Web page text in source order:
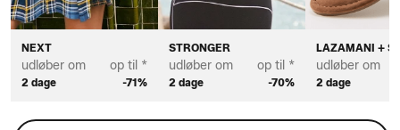
NEXT
udløber om
2 dage
op til *
-71%
STRONGER
udløber om
2 dage
op til *
-70%
LAZAMANI +
udløber om
2 dage